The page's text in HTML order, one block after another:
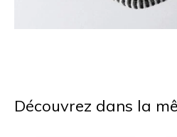
Découvrez dans la